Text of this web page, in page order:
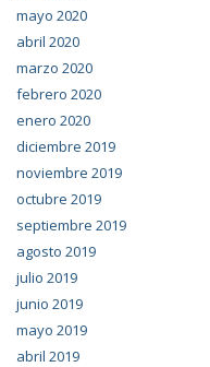
mayo 2020
abril 2020
marzo 2020
febrero 2020
enero 2020
diciembre 2019
noviembre 2019
octubre 2019
septiembre 2019
agosto 2019
julio 2019
junio 2019
mayo 2019
abril 2019